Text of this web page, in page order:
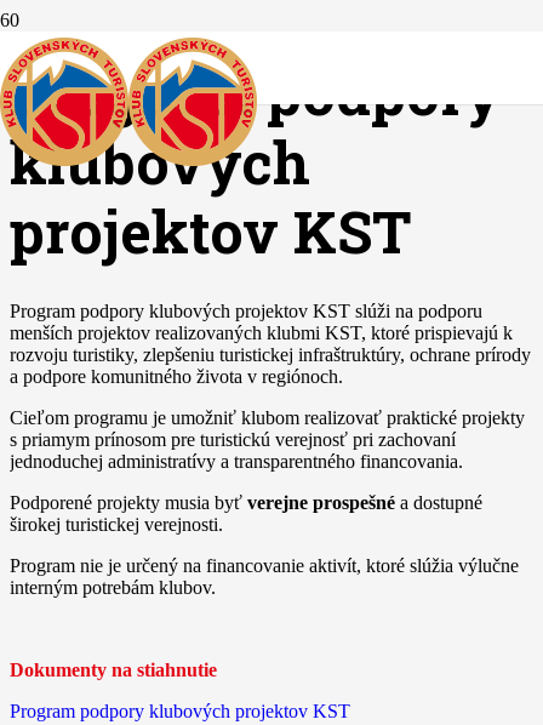
Program podpory
klubových
projektov KST
Program podpory klubových projektov KST slúži na podporu
menších projektov realizovaných klubmi KST, ktoré prispievajú k
rozvoju turistiky, zlepšeniu turistickej infraštruktúry, ochrane prírody
a podpore komunitného života v regiónoch.
Cieľom programu je umožniť klubom realizovať praktické projekty
s priamym prínosom pre turistickú verejnosť pri zachovaní
jednoduchej administratívy a transparentného financovania.
Podporené projekty musia byť verejne prospešné a dostupné
širokej turistickej verejnosti.
Program nie je určený na financovanie aktivít, ktoré slúžia výlučne
interným potrebám klubov.
Dokumenty na stiahnutie
Program podpory klubových projektov KST